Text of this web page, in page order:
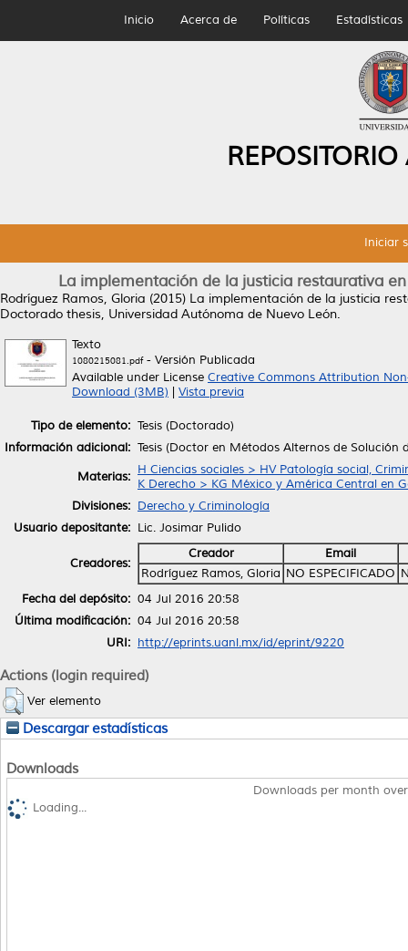
Inicio Acerca de Políticas Estadísticas
Iniciar
La implementación de la justicia restaurativa
Rodríguez Ramos, Gloria (2015) La implementación de la justicia
Doctorado thesis, Universidad Autónoma de Nuevo León.
Texto
1080215081.pdf- Versión Publicada
Available under License Creative Commons Attribution
Download (3MB)
Vista previa
Tipo de elemento: Tesis (Doctorado)
Información adicional: Tesis (Doctor en Métodos Alternos de Solución
Materias: H Ciencias sociales > HV Patología social,
K Derecho > KG México y América Central en
Divisiones: Derecho y Criminología
Usuario depositante: Lic. Josimar Pulido
Creadores:
Creador
Email
Rodríguez Ramos, Gloria NO ESPECIFICADO
Fecha del depósito: 04 Jul 2016 20:58
Última modificación: 04 Jul 2016 20:58
URI: http://eprints.uanl.mx/id/eprint/9220
Actions (login required)
Ver elemento
Descargar estadísticas
Downloads
Downloads per month
Loading...